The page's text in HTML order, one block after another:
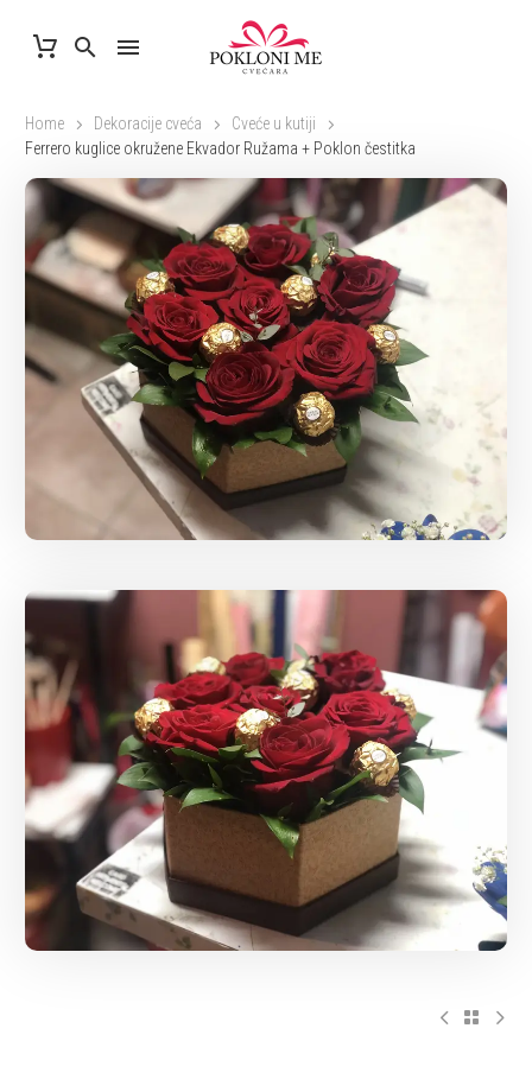
Home Dekoracije cveća
Cveće u kutiji
Ferrero kuglice okružene Ekvador Ružama + Poklon čestitka